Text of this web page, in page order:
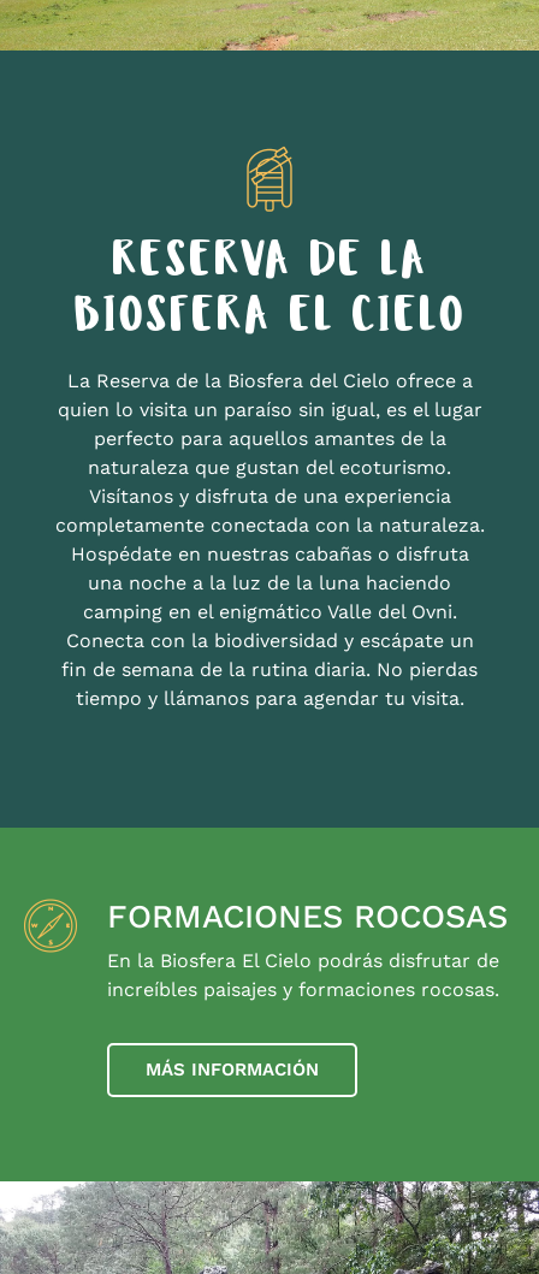
RESERVA DE LA
BIOSFERA EL CIELO
La Reserva de la Biosfera del Cielo ofrece a
quien lo visita un paraíso sin igual, es el lugar
perfecto para aquellos amantes de la
naturaleza que gustan del ecoturismo.
Visítanos y disfruta de una experiencia
completamente conectada con la naturaleza.
Hospédate en nuestras cabañas o disfruta
una noche a la luz de la luna haciendo
camping en el enigmático Valle del Ovni.
Conecta con la biodiversidad y escápate un
fin de semana de la rutina diaria. No pierdas
tiempo y llámanos para agendar tu visita.
FORMACIONES ROCOSAS
En la Biosfera El Cielo podrás disfrutar de
increíbles paisajes y formaciones rocosas.
MÁS INFORMACIÓN